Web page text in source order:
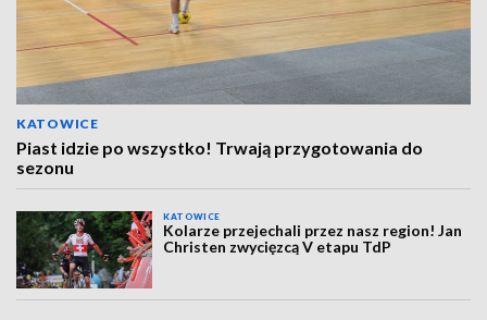
KATOWICE
Piast idzie po wszystko! Trwają przygotowania do
sezonu
KATOWICE
Kolarze przejechali przez nasz region! Jan
Christen zwycięzcą V etapu TdP